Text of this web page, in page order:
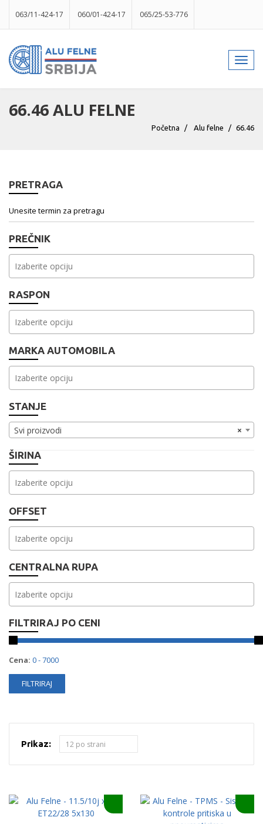
063/11-424-17 060/01-424-17 065/25-53-776
info@gumesrbija.rs
66.46 ALU FELNE
Početna Alu felne 66.46
PRETRAGA
PREČNIK
RASPON
MARKA AUTOMOBILA
STANJE
×
Svi proizvodi
ŠIRINA
OFFSET
CENTRALNA RUPA
FILTRIRAJ PO CENI
Cena:
Prikaz: